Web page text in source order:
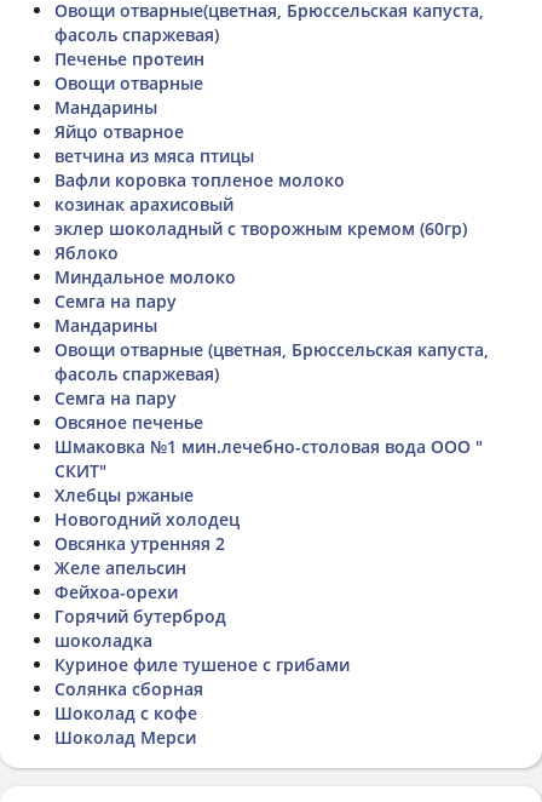
Овощи отварные(цветная, Брюссельская капуста,
фасоль спаржевая)
Печенье протеин
Овощи отварные
Мандарины
Яйцо отварное
ветчина из мяса птицы
Вафли коровка топленое молоко
козинак арахисовый
эклер шоколадный с творожным кремом (60гр)
Яблоко
Миндальное молоко
Семга на пару
Мандарины
Овощи отварные (цветная, Брюссельская капуста,
фасоль спаржевая)
Семга на пару
Овсяное печенье
Шмаковка №1 мин.лечебно-столовая вода ООО "
СКИТ"
Хлебцы ржаные
Новогодний холодец
Овсянка утренняя 2
Желе апельсин
Фейхоа-орехи
Горячий бутерброд
шоколадка
Куриное филе тушеное с грибами
Солянка сборная
Шоколад с кофе
Шоколад Мерси